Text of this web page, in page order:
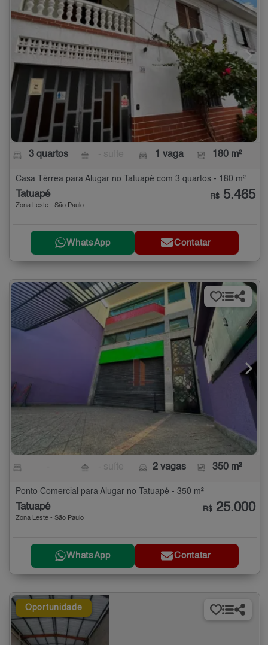
3 quartos 1 vaga 180 m²
Casa Térrea para Alugar no Tatuapé com 3 quartos - 180 m²
Tatuapé
Zona Leste - São Paulo
R$ 5.465
WhatsApp Contatar
2 vagas 350 m²
Ponto Comercial para Alugar no Tatuapé - 350 m²
Tatuapé
Zona Leste - São Paulo
R$ 25.000
WhatsApp Contatar
Oportunidade